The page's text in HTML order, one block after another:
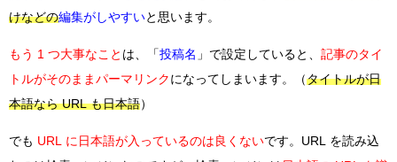
けなどの編集がしやすいと思います。
もう 1 つ大事なこと は、「 投稿名 」で設定していると、 記事のタイ
トルがそのままパーマリンク になってしまいます。（タイトルが日
本語なら URL も日本語）
でも URL に日本語が入っているのは良くないです。URL を読み込